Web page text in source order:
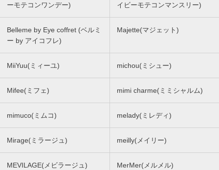
ーモテコンワンデー)
イビーモテコンマンスリー)
Belleme by Eye coffret (ベルミ
ー by アイコフレ)
Majette(マジェット)
MiiYuu(ミィーユ) michou(ミシュー)
Mifee(ミフェ) mimi charme(ミミシャルム)
mimuco(ミムコ) melady(ミレディ)
Mirage(ミラージュ) meilly(メイリー)
MEVILAGE(メビラージュ) MerMer(メルメル)